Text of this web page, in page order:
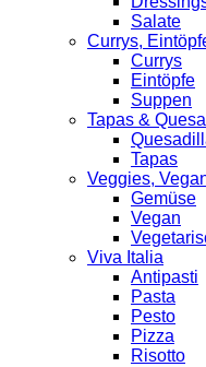
Salate
Currys,
Currys
Eintöpfe
Suppen
Tapas &
Tapas
Veggies,
Gemüse
Vegan
Viva Italia
Antipasti
Pasta
Pesto
Pizza
Risotto